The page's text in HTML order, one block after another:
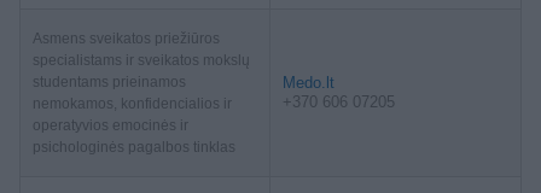
Asmens sveikatos priežiūros
specialistams ir sveikatos mokslų
studentams prieinamos
nemokamos, konfidencialios ir
operatyvios emocinės ir
psichologinės pagalbos tinklas
Medo.lt
+370 606 07205